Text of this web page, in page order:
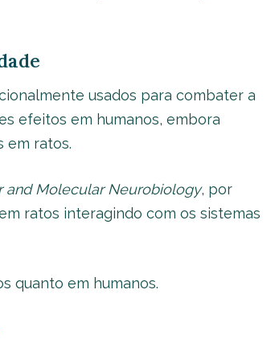
usados ​​para combater a
efeitos em humanos, embora
em ratos.
and Molecular Neurobiology, por
ratos interagindo com os sistemas
quanto em humanos.